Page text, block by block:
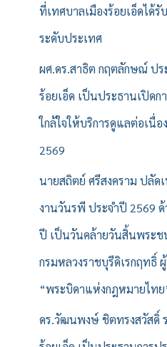
ที่เทศบาลเมืองร้อยเอ็ดได้
ระดับประเทศ
ผศ.ดร.สาธิต กฤตลักษณ์ ปร
ร้อยเอ็ด เป็นประธานเปิดก
ใกล้ใจให้บริการดูแลต่อเนื่
2569
นายสถิตย์ ศรีสงคราม ปลัด
งานวันรพี ประจำปี 2569
ปี เป็นวันคล้ายวันสิ้นพระช
กรมหลวงราชบุรีดิเรกฤทธิ์
“พระบิดาแห่งกฎหมายไทย
ดร.วัฒนพงษ์ ชิตทรงสวัสดิ์